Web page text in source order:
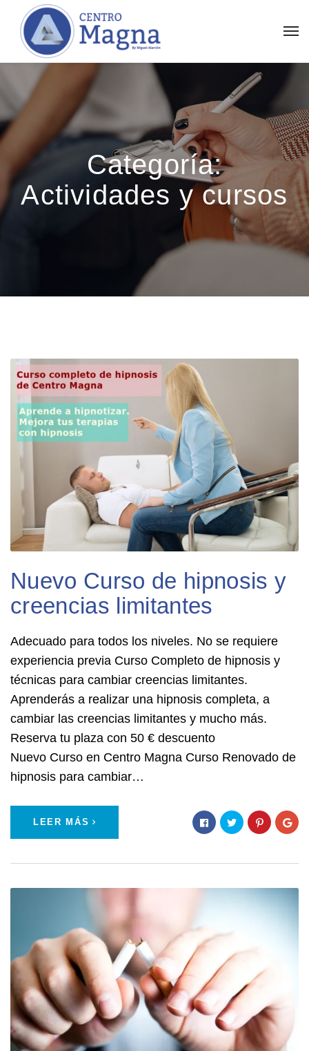
Categoría:
Actividades y cursos
Nuevo Curso de hipnosis y
creencias limitantes
Adecuado para todos los niveles. No se requiere
experiencia previa Curso Completo de hipnosis y
técnicas para cambiar creencias limitantes.
Aprenderás a realizar una hipnosis completa, a
cambiar las creencias limitantes y mucho más.
Reserva tu plaza con 50 € descuento
Nuevo Curso en Centro Magna Curso Renovado de
hipnosis para cambiar…
LEER MÁS